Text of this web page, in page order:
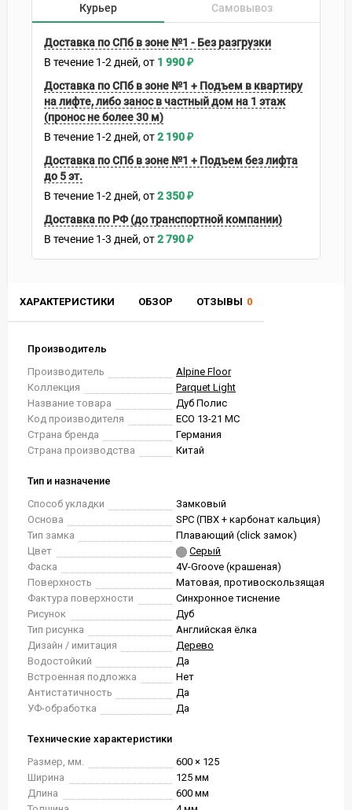
ХАРАКТЕРИСТИКИ ОБЗОР ОТЗЫВЫ 0
Производитель
Производитель
Alpine Floor
Коллекция
Parquet Light
Название товара
Дуб Полис
Код производителя
ЕСО 13-21 MC
Страна бренда
Германия
Страна производства
Китай
Тип и назначение
Способ укладки
Замковый
Основа
SPC (ПВХ + карбонат кальция)
Тип замка
Плавающий (click замок)
Цвет
Серый
Фаска
4V-Groove (крашеная)
Поверхность
Матовая, противоскользящая
Фактура поверхности
Синхронное тиснение
Рисунок
Дуб
Тип рисунка
Английская ёлка
Дизайн / имитация
Дерево
Водостойкий
Да
Встроенная подложка
Нет
Антистатичность
Да
УФ-обработка
Да
Технические характеристики
Размер, мм.
600 × 125
Ширина
125 мм
Длина
600 мм
Курьер Самовывоз
Доставка по СПб в зоне №1 - Без разгрузки
В течение 1-2 дней 1 990₽
Доставка по СПб в зоне №1 + Подъем в квартиру
на лифте, либо занос в частный дом на 1 этаж
(пронос не более 30 м)
В течение 1-2 дней 2 190₽
Доставка по СПб в зоне №1 + Подъем без лифта
до 5 эт.
В течение 1-2 дней 2 350₽
Доставка по РФ (до транспортной компании)
В течение 1-3 дней 2 790₽